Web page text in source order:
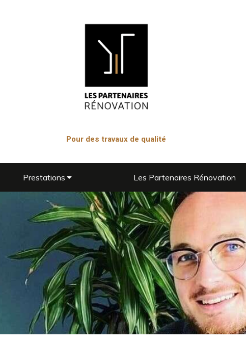
Pour des travaux de qualité
Prestations Les Partenaires Rénovation